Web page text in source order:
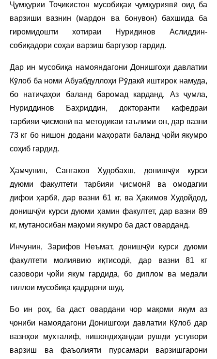
Ҷумҳурии Тоҷикистон мусобиқаи ҷумҳуриявӣ оид ба
варзиши вазнин (мардон ва бонувон) бахшида ба
гиромидошти хотираи Нуридинов Аслиддин-
собиқадори соҳаи варзиш баргузор гардид.
Дар ин мусобиқа намояндагони Донишгоҳи давлатии
Кӯлоб ба номи Абуабдуллоҳи Рӯдакӣ иштирок намуда,
бо натиҷаҳои баланд баромад карданд. Аз ҷумла,
Нуриддинов Баҳриддин, докторанти кафедраи
тарбияи ҷисмонӣ ва методикаи таълими он, дар вазни
73 кг бо нишон додани маҳорати баланд ҷойи якумро
соҳиб гардид.
Ҳамчунин, Сангаков Худобахш, донишҷӯи курси
дуюми факултети тарбияи ҷисмонӣ ва омодагии
дифои ҳарбӣ, дар вазни 61 кг, ва Ҳакимов Худойдод,
донишҷӯи курси дуюми ҳамин факултет, дар вазни 89
кг, мутаносибан мақоми якумро ба даст оварданд.
Инчунин, Зарифов Неъмат, донишҷӯи курси дуюми
факултети молиявию иқтисодӣ, дар вазни 81 кг
сазовори ҷойи якум гардида, бо диплом ва медали
тиллои мусобиқа қадрдонӣ шуд.
Бо ин роҳ, ба даст овардани чор мақоми якум аз
ҷониби намоядагони Донишгоҳи давлатии Кӯлоб дар
вазнҳои мухталиф, нишондиҳандаи рушди устувори
варзиш ва фаъолияти пурсамари варзишгарони